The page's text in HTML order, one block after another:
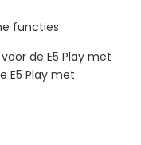
functies
de E5 Play met
E5 Play met